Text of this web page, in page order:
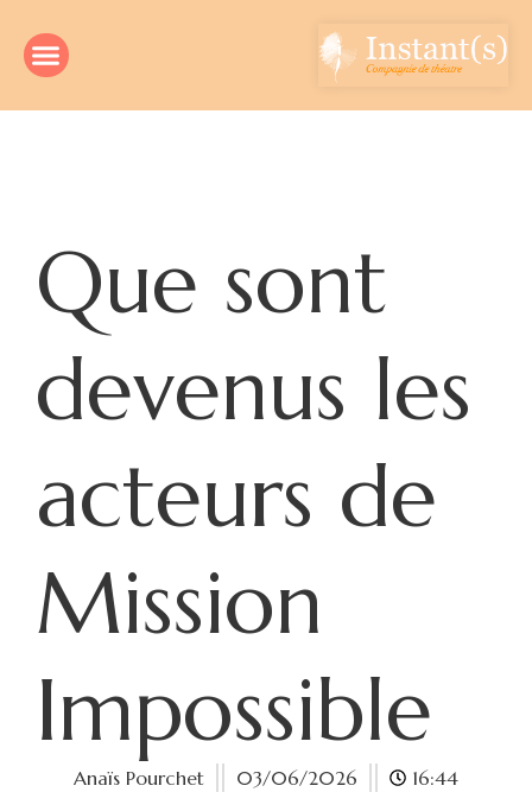
Que sont
devenus les
acteurs de
Mission
Impossible
Anaïs Pourchet 03/06/2026 16:44